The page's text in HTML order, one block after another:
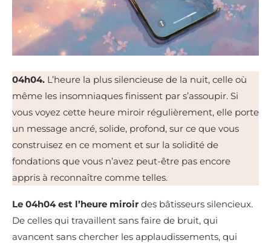
04h04. L’heure la plus silencieuse de la nuit, celle où
même les insomniaques finissent par s’assoupir. Si
vous voyez cette heure miroir régulièrement, elle porte
un message ancré, solide, profond, sur ce que vous
construisez en ce moment et sur la solidité de
fondations que vous n’avez peut-être pas encore
appris à reconnaître comme telles.
Le 04h04 est l’heure miroir des bâtisseurs silencieux.
De celles qui travaillent sans faire de bruit, qui
avancent sans chercher les applaudissements, qui